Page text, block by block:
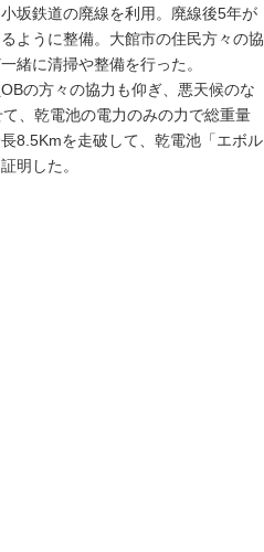
坂鉄道の廃線を利用。廃線後5年が
ように整備。大館市の住民方々の協
緒に清掃や整備を行った。
の方々の協力も仰ぎ、悪天候のな
、乾電池の電力のみの力で総重量
8.5Kmを走破して、乾電池「エボル
明した。